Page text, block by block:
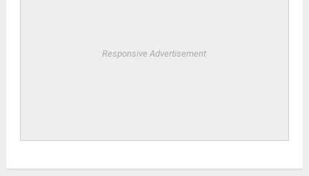
Responsive Advertisement